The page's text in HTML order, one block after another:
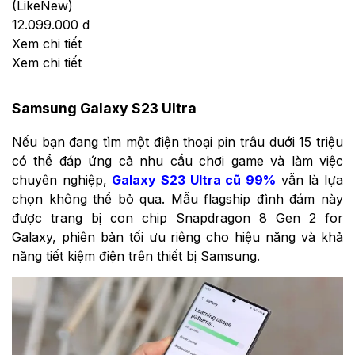
(LikeNew)
12.099.000 đ
Xem chi tiết
Xem chi tiết
Samsung Galaxy S23 Ultra
Nếu bạn đang tìm một điện thoại pin trâu dưới 15 triệu
có thể đáp ứng cả nhu cầu chơi game và làm việc
chuyên nghiệp, Galaxy S23 Ultra cũ 99% vẫn là lựa
chọn không thể bỏ qua. Mẫu flagship đình đám này
được trang bị con chip Snapdragon 8 Gen 2 for
Galaxy, phiên bản tối ưu riêng cho hiệu năng và khả
năng tiết kiệm điện trên thiết bị Samsung.